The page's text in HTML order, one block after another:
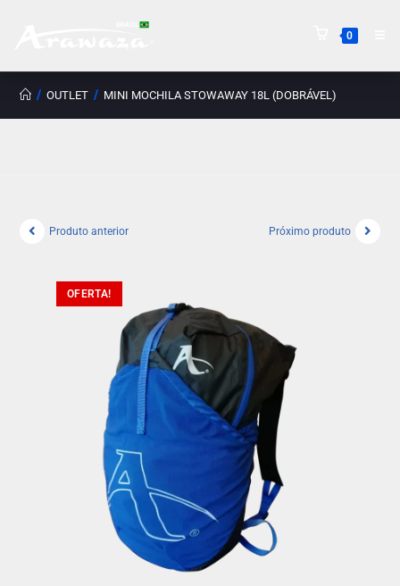
0
/ OUTLET / MINI MOCHILA STOWAWAY 18L (DOBRÁVEL)
OFERTA!
Produto anterior Próximo produto